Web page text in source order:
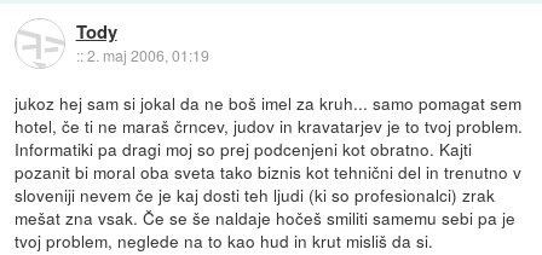
Tody
::2. maj 2006, 01:19
jukoz hej sam si jokal da ne boš imel za kruh... samo pomagat sem
hotel, če ti ne maraš črncev, judov in kravatarjev je to tvoj problem.
Informatiki pa dragi moj so prej podcenjeni kot obratno. Kajti
pozanit bi moral oba sveta tako biznis kot tehnični del in trenutno v
sloveniji nevem če je kaj dosti teh ljudi (ki so profesionalci) zrak
mešat zna vsak. Če se še naldaje hočeš smiliti samemu sebi pa je
tvoj problem, neglede na to kao hud in krut misliš da si.